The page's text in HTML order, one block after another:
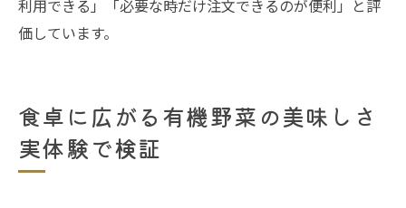
利用できる」「必要な時だけ注文できるのが便利」と評
価しています。
食卓に広がる有機野菜の美味しさ
実体験で検証